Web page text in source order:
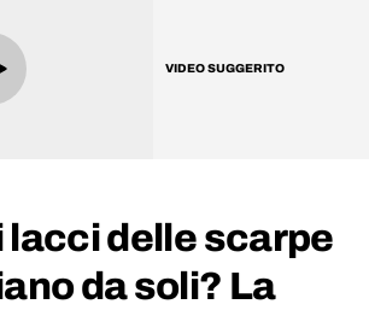
VIDEO SUGGERITO
lacci delle scarpe
da soli? La